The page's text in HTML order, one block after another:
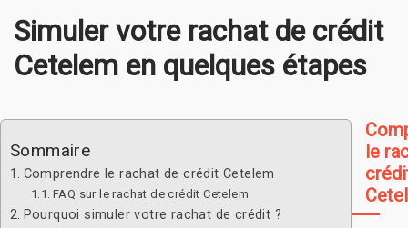
Simuler votre rachat de crédit
Cetelem en quelques étapes
Sommaire
Comprendre le rachat de crédit Cetelem
FAQ sur le rachat de crédit Cetelem
Pourquoi simuler votre rachat de crédit ?
le